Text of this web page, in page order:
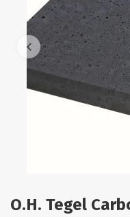
O.H. Tegel